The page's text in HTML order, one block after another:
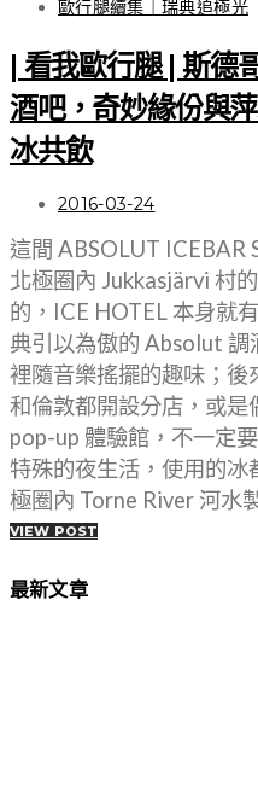
歐行腿續集｜瑞典追極光
| 看我歐行腿 | 斯德
酒吧，奇妙緣份與
冰共飲
2016-03-24
這間 ABSOLUT ICEBAR
北極圈內 Jukkasjärvi 村
的，ICE HOTEL 本身就
典引以為傲的 Absolut 調
裡隨音樂搖擺的趣味；後
和倫敦都開設分店，或是
pop-up 體驗館，不一定
特殊的夜生活，使用的冰
極圈內 Torne River 河水
VIEW POST
最新文章